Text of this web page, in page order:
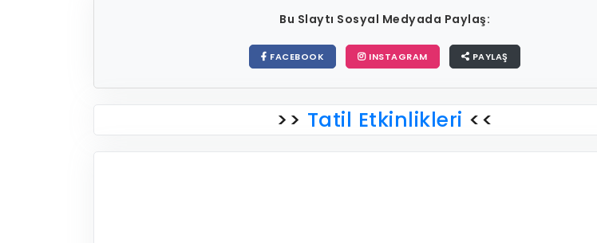
Bu Slaytı Sosyal Medyada Paylaş:
FACEBOOK INSTAGRAM PAYLAŞ
>> Tatil Etkinlikleri <<